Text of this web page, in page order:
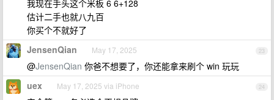
我现在手头这个米板 6 6+128
估计二手也就八九百
你买个不就好了
23
JensenQian May 17, 2025
@JensenQian 你爸不想要了，你还能拿来刷个 win 玩玩
24
uex May 17, 2025 via iPhone